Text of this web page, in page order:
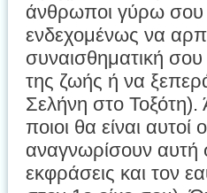
άνθρωποι γύρω σου
ενδεχομένως να
συναισθηματική
της ζωής ή να
Σελήνη στο
ποιοι θα είναι
αναγνωρίσουν αυτή
εκφράσεις και τον